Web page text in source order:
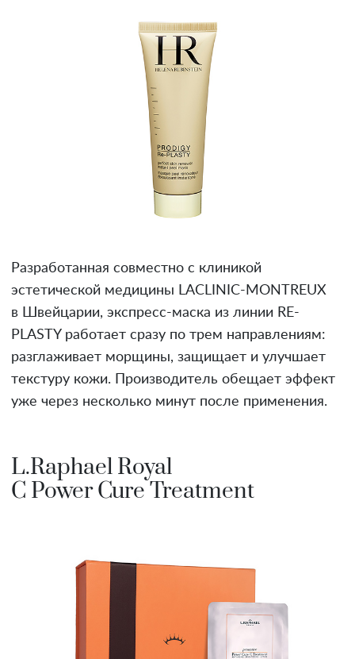
Разработанная совместно с клиникой
эстетической медицины LACLINIC-MONTREUX
в Швейцарии, экспресс-маска из линии RE-
PLASTY работает сразу по трем направлениям:
разглаживает морщины, защищает и улучшает
текстуру кожи. Производитель обещает эффект
уже через несколько минут после применения.
L.Raphael Royal
C Power Cure Treatment